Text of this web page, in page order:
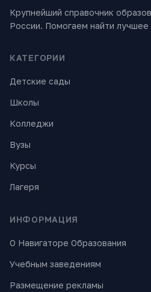
Крупнейший справочник
России. Помогаем найти лучшее
КАТЕГОРИИ
Детские сады
Школы
Колледжи
Вузы
Курсы
Лагеря
ИНФОРМАЦИЯ
О Навигаторе Образования
Учебным заведениям
Размещение рекламы